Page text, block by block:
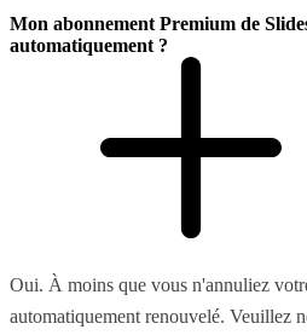
Mon abonnement Premium de
automatiquement ?
Oui. À moins que vous n'annuliez
automatiquement renouvelé. Veuillez